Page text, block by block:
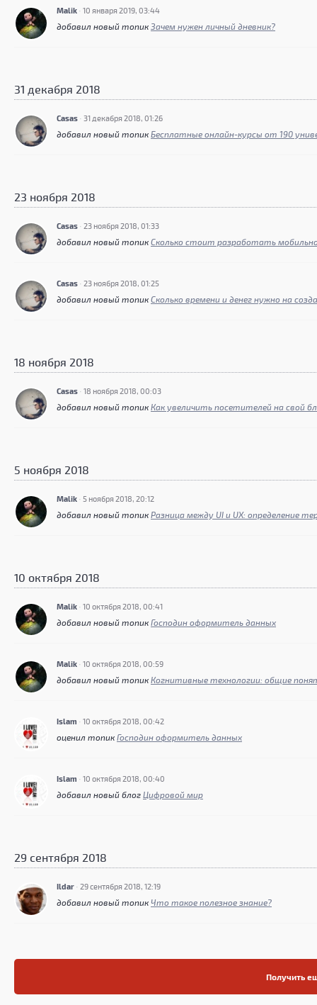
Malik · 10 января 2019, 03:44
добавил новый топик Зачем нужен личный дневник?
31 декабря 2018
Casas · 31 декабря 2018, 01:26
добавил новый топик Бесплатные онлайн-курсы от 190
23 ноября 2018
Casas · 23 ноября 2018, 01:33
добавил новый топик Сколько стоит разработать
Casas · 23 ноября 2018, 01:25
добавил новый топик Сколько времени и денег нужно на
18 ноября 2018
Casas · 18 ноября 2018, 00:03
добавил новый топик Как увеличить посетителей на свой
5 ноября 2018
Malik · 5 ноября 2018, 20:12
добавил новый топик Разница между UI и UX: определение
10 октября 2018
Malik · 10 октября 2018, 00:41
добавил новый топик Господин оформитель данных
Malik · 10 октября 2018, 00:59
добавил новый топик Когнитивные технологии: общие
Islam · 10 октября 2018, 00:42
оценил топик Господин оформитель данных
Islam · 10 октября 2018, 00:40
добавил новый блог Цифровой мир
29 сентября 2018
Ildar · 29 сентября 2018, 12:19
добавил новый топик Что такое полезное знание?
Получить